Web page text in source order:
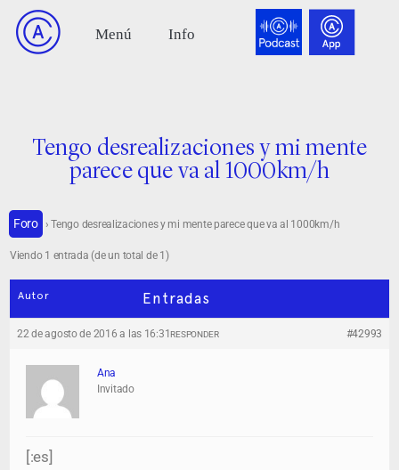
Tengo desrealizaciones y mi mente
parece que va al 1000km/h
Foro › Tengo desrealizaciones y mi mente parece que va al 1000km/h
Viendo 1 entrada (de un total de 1)
Autor Entradas
22 de agosto de 2016 a las 16:31 #42993
RESPONDER
Ana
Invitado
[:es]